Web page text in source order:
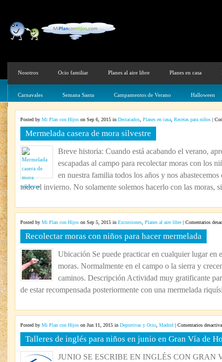
Nosotros Ocio familiar Planes al aire libre Planes en casa
Carnavales Semana Santa Campamentos de Verano Halloween
Posted by Mi Plan con Hijos on Sep 6, 2015 in Destacados Planes en casa Recetas para niños |
Mermelada casera de mora silvestre
Breve historia: Cuando está acabando el verano,
escapadas al campo para recolectar moras con los
en nuestra familia todos los años y nos
todo el invierno. No solamente solemos hacerlo con las moras,
Posted by Mi Plan con Hijos on Sep 5, 2015 in Excursiones Planes al aire libre | Comentarios
Recolectar moras con niños para hacer mermelada
Ubicación Se puede practicar en cualquier lugar en
moras. Normalmente en el campo o la sierra y
caminos. Descripción Actividad muy gratificante
de estar recompensada posteriormente con una mermelada
Posted by Mi Plan con Hijos on Jun 11, 2015 in Deportivas y Ocio Madrid | Comentarios
Talleres de inglés para niños en junio en Gran Vía de
JUNIO SE ESCRIBE EN INGLÉS CON GRAN